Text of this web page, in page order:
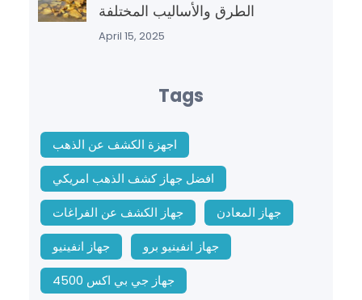
الطرق والأساليب المختلفة
April 15, 2025
Tags
اجهزة الكشف عن الذهب
افضل جهاز كشف الذهب امريكي
جهاز الكشف عن الفراغات
جهاز المعادن
جهاز انفينيو
جهاز انفينيو برو
جهاز جي بي اكس 4500